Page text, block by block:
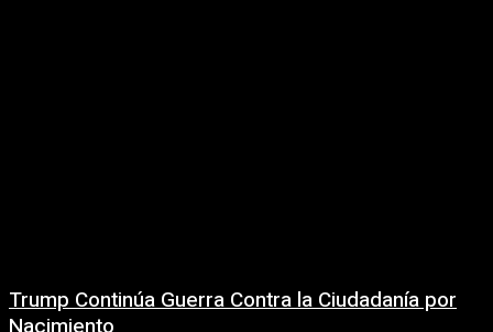
Trump Continúa Guerra Contra la Ciudadanía por